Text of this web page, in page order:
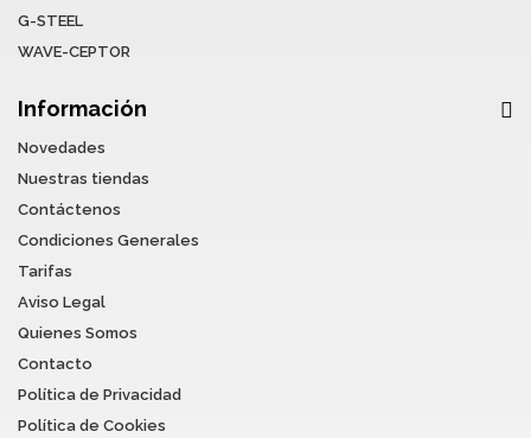
G-STEEL
WAVE-CEPTOR
Información
Novedades
Nuestras tiendas
Contáctenos
Condiciones Generales
Tarifas
Aviso Legal
Quienes Somos
Contacto
Política de Privacidad
Política de Cookies